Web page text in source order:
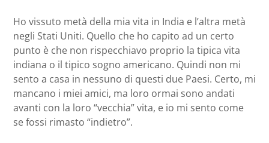
Ho vissuto metà della mia vita in India e l’altra metà
negli Stati Uniti. Quello che ho capito ad un certo
punto è che non rispecchiavo proprio la tipica vita
indiana o il tipico sogno americano. Quindi non mi
sento a casa in nessuno di questi due Paesi. Certo, mi
mancano i miei amici, ma loro ormai sono andati
avanti con la loro “vecchia” vita, e io mi sento come
se fossi rimasto “indietro”.